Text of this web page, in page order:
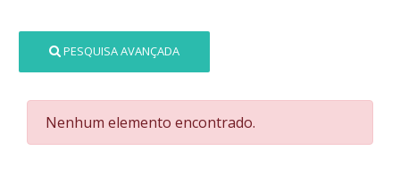
PESQUISA AVANÇADA
Nenhum elemento encontrado.